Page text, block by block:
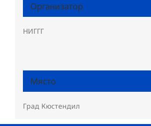
Организатор
НИГГГ
Място
Град Кюстендил